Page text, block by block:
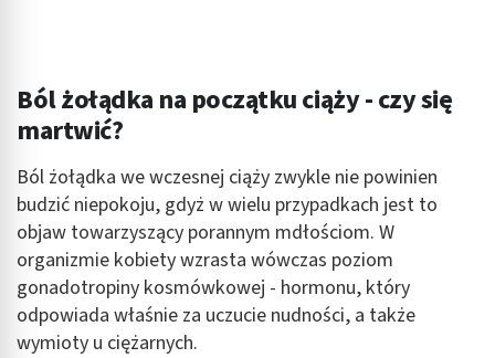
Ból żołądka na początku ciąży - czy się
martwić?
Ból żołądka we wczesnej ciąży zwykle nie powinien
budzić niepokoju, gdyż w wielu przypadkach jest to
objaw towarzyszący porannym mdłościom. W
organizmie kobiety wzrasta wówczas poziom
gonadotropiny kosmówkowej - hormonu, który
odpowiada właśnie za uczucie nudności, a także
wymioty u ciężarnych.